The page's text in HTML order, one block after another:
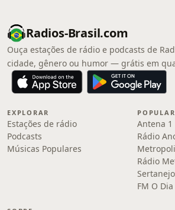
Radios-Brasil.com
Ouça estações de rádio e podcasts de
cidade, gênero ou humor — grátis em
EXPLORAR
Estações de rádio
Podcasts
Músicas Populares
Antena 1
Rádio
Rádio
Sertanejo
FM O Dia